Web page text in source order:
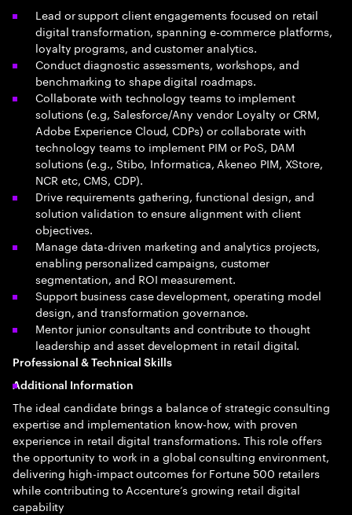
Lead or support client engagements focused on retail
digital transformation, spanning e-commerce platforms,
loyalty programs, and customer analytics.
Conduct diagnostic assessments, workshops, and
benchmarking to shape digital roadmaps.
Collaborate with technology teams to implement
solutions (e.g, Salesforce/Any vendor Loyalty or CRM,
Adobe Experience Cloud, CDPs) or collaborate with
technology teams to implement PIM or PoS, DAM
solutions (e.g., Stibo, Informatica, Akeneo PIM, XStore,
NCR etc, CMS, CDP).
Drive requirements gathering, functional design, and
solution validation to ensure alignment with client
objectives.
Manage data-driven marketing and analytics projects,
enabling personalized campaigns, customer
segmentation, and ROI measurement.
Support business case development, operating model
design, and transformation governance.
Mentor junior consultants and contribute to thought
leadership and asset development in retail digital.
Professional & Technical Skills
Additional Information
The ideal candidate brings a balance of strategic consulting
expertise and implementation know-how, with proven
experience in retail digital transformations. This role offers
the opportunity to work in a global consulting environment,
delivering high-impact outcomes for Fortune 500 retailers
while contributing to Accenture’s growing retail digital
capability